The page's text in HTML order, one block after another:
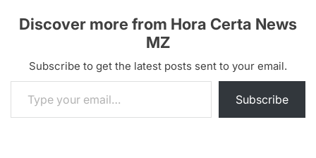
Discover more from Hora Certa News
MZ
Subscribe to get the latest posts sent to your email.
Type your email…
Subscribe